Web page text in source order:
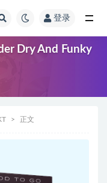
登录
Dry And Funky
正文